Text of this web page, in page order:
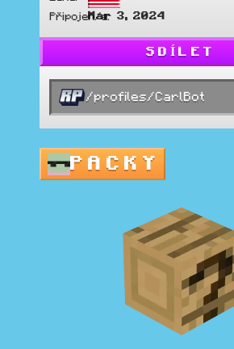
Připojen/a:
Mar 3, 2024
SDÍLET
/profiles/CarlBot
PACKY